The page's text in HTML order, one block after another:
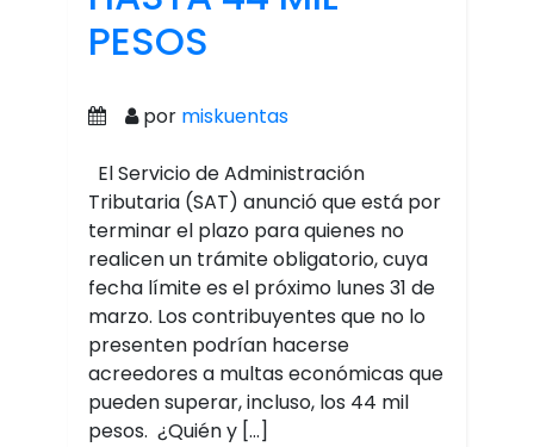
PESOS
por miskuentas
El Servicio de Administración
Tributaria (SAT) anunció que está por
terminar el plazo para quienes no
realicen un trámite obligatorio, cuya
fecha límite es el próximo lunes 31 de
marzo. Los contribuyentes que no lo
presenten podrían hacerse
acreedores a multas económicas que
pueden superar, incluso, los 44 mil
pesos. ¿Quién y […]